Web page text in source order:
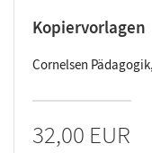
Kopiervorlagen
Cornelsen
32,00 EUR